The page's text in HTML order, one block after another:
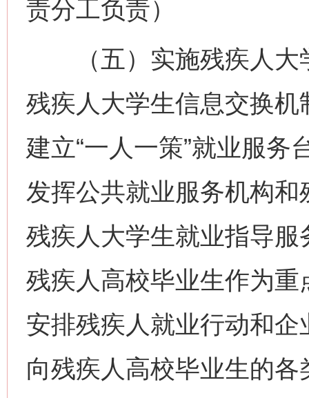
责分工负责）
（五）实施残疾人大
残疾人大学生信息交换
建立“一人一策”就业服务
发挥公共就业服务机构
残疾人大学生就业指导
残疾人高校毕业生作为
安排残疾人就业行动和
向残疾人高校毕业生的